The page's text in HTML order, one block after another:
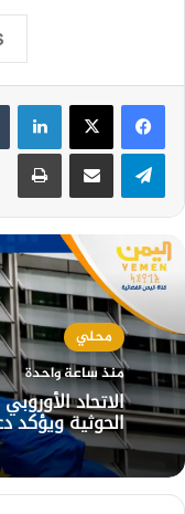
تيلقرام مشاركة عبر البريد
محلي
منذ ساعة واحدة
الاتحاد
الحوثية ويؤكد